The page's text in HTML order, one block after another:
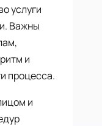
услуги
Важны
и
процесса.
и